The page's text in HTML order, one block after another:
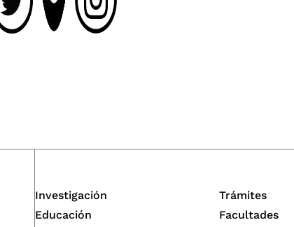
Investigación
Educación
Trámites
Facultades